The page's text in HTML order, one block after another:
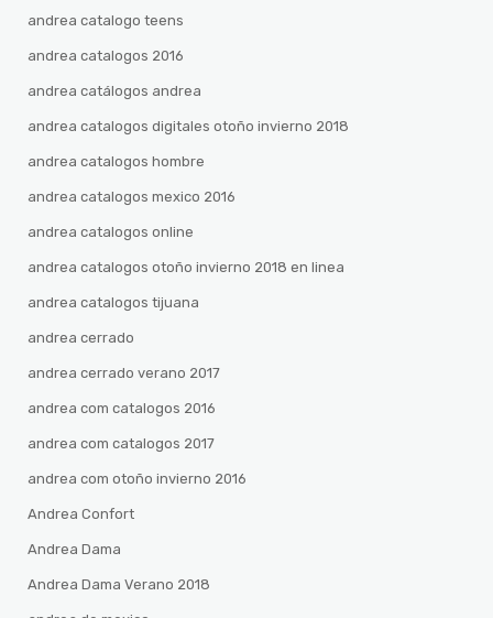
andrea catalogo teens
andrea catalogos 2016
andrea catálogos andrea
andrea catalogos digitales otoño invierno 2018
andrea catalogos hombre
andrea catalogos mexico 2016
andrea catalogos online
andrea catalogos otoño invierno 2018 en linea
andrea catalogos tijuana
andrea cerrado
andrea cerrado verano 2017
andrea com catalogos 2016
andrea com catalogos 2017
andrea com otoño invierno 2016
Andrea Confort
Andrea Dama
Andrea Dama Verano 2018